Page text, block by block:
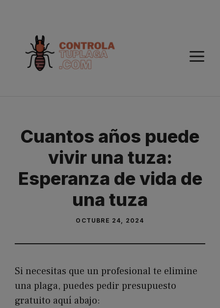
contenido
Cuantos años puede
vivir una tuza:
Esperanza de vida de
una tuza
OCTUBRE 24, 2024
Si necesitas que un profesional te elimine
una plaga, puedes pedir presupuesto
gratuito aquí abajo: